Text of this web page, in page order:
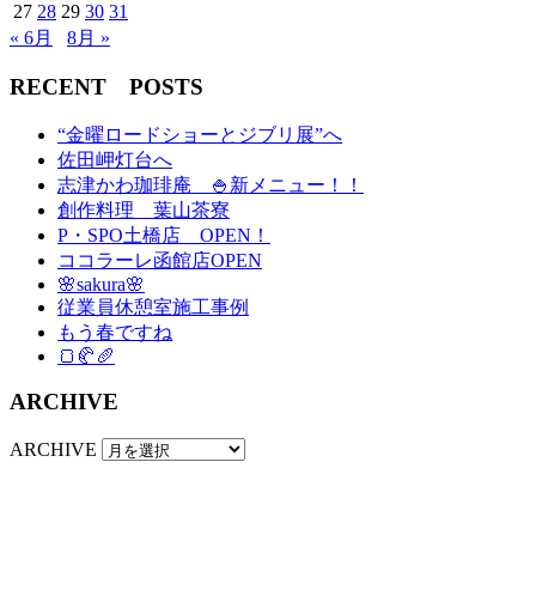
27 28 29 30 31
« 6月
8月 »
RECENT POSTS
“金曜ロードショーとジブリ展”へ
佐田岬灯台へ
志津かわ珈琲庵 🍚新メニュー！！
創作料理 葉山茶寮
P・SPO土橋店 OPEN！
ココラーレ函館店OPEN
🌸sakura🌸
従業員休憩室施工事例
もう春ですね
🍞🥐🥖
ARCHIVE
ARCHIVE